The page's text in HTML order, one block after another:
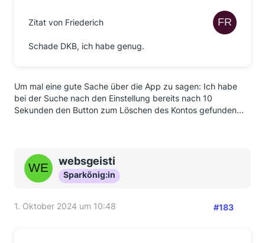
Zitat von Friederich
Schade DKB, ich habe genug.
Um mal eine gute Sache über die App zu sagen: Ich habe
bei der Suche nach den Einstellung bereits nach 10
Sekunden den Button zum Löschen des Kontos gefunden...
websgeisti
Sparkönig:in
1. Oktober 2024 um 10:48 #183